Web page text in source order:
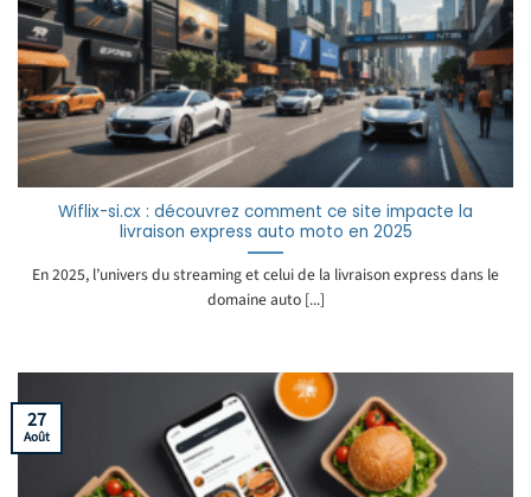
Wiflix-si.cx : découvrez comment ce site impacte la
livraison express auto moto en 2025
En 2025, l’univers du streaming et celui de la livraison express dans le
domaine auto [...]
27
Août